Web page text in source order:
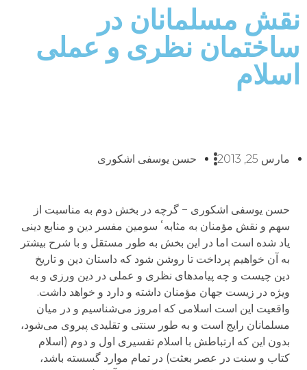
نقش مسلمانان در
ساختمان نظری و عملی
اسلام
مارس 25, 2013 حسن یوسفی اشکوری
حسن یوسفی اشکوری − گرچه در بخش دوم به مناسبت از
سهم و نقش مؤمنان به مثابهٴ سومین مفسر دین و منابع دینی
یاد شده است اما در این بخش به طور مستقل و با شرح بیشتر
به آن خواهیم پرداخت تا روشن شود که داستان دین و تاریخ
دین چیست و چه پیامدهای نظری و عملی در دین ورزی و به
ویژه در زیست جهان مؤمنان داشته و دارد و خواهد داشت.
واقعیت این است اسلامی که امروز می‌شناسیم و در میان
مسلمانان رایج است و به طور سنتی و تقلیدی پیروی می‌شود،
بدون این که ارتباطش با اسلام تفسیری اول و دوم (اسلام
کتاب و سنت در عصر بعثت) در تمام موارد گسسته باشد،